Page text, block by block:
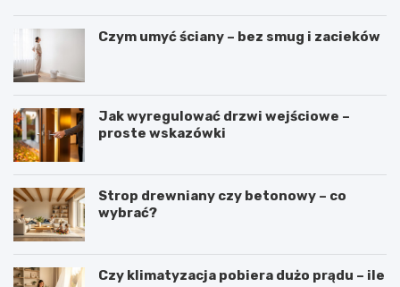
Czym umyć ściany – bez smug i zacieków
Jak wyregulować drzwi wejściowe –
proste wskazówki
Strop drewniany czy betonowy – co
wybrać?
Czy klimatyzacja pobiera dużo prądu – ile